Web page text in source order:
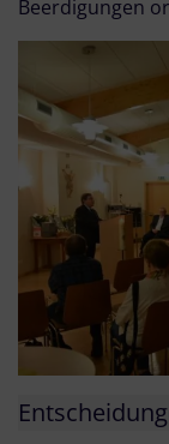
Beerdigungen